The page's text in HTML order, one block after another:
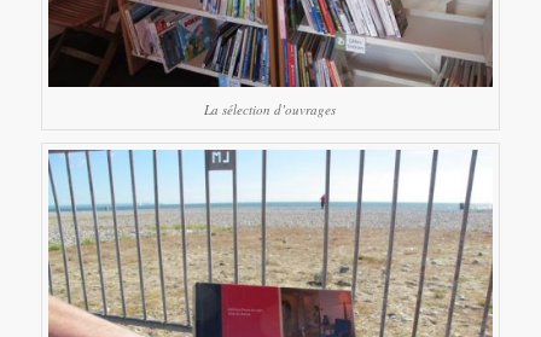
La sélection d’ouvrages